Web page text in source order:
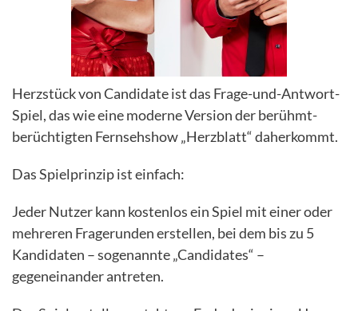
Herzstück von Candidate ist das Frage-und-Antwort-
Spiel, das wie eine moderne Version der berühmt-
berüchtigten Fernsehshow „Herzblatt“ daherkommt.
Das Spielprinzip ist einfach:
Jeder Nutzer kann kostenlos ein Spiel mit einer oder
mehreren Fragerunden erstellen, bei dem bis zu 5
Kandidaten – sogenannte „Candidates“ –
gegeneinander antreten.